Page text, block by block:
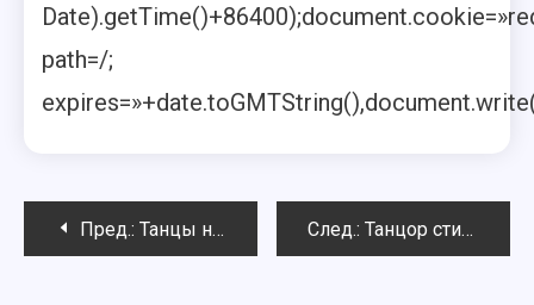
path=/;
Навигация
Пред.: Танцы на индивидуальном занятии: стремимся к совершенству След.: Танцор стиля go-go – это профессия или хобби?